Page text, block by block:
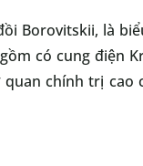
Borovitskii, là
có cung điện
chính trị cao